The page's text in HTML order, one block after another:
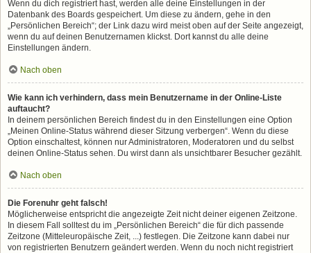
Wenn du dich registriert hast, werden alle deine Einstellungen in der
Datenbank des Boards gespeichert. Um diese zu ändern, gehe in den
„Persönlichen Bereich“; der Link dazu wird meist oben auf der Seite angezeigt,
wenn du auf deinen Benutzernamen klickst. Dort kannst du alle deine
Einstellungen ändern.
Nach oben
Wie kann ich verhindern, dass mein Benutzername in der Online-Liste
auftaucht?
In deinem persönlichen Bereich findest du in den Einstellungen eine Option
„Meinen Online-Status während dieser Sitzung verbergen“. Wenn du diese
Option einschaltest, können nur Administratoren, Moderatoren und du selbst
deinen Online-Status sehen. Du wirst dann als unsichtbarer Besucher gezählt.
Nach oben
Die Forenuhr geht falsch!
Möglicherweise entspricht die angezeigte Zeit nicht deiner eigenen Zeitzone.
In diesem Fall solltest du im „Persönlichen Bereich“ die für dich passende
Zeitzone (Mitteleuropäische Zeit, ...) festlegen. Die Zeitzone kann dabei nur
von registrierten Benutzern geändert werden. Wenn du noch nicht registriert